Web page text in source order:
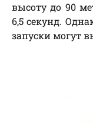
высоту до 90
6,5 секунд.
запуски могут